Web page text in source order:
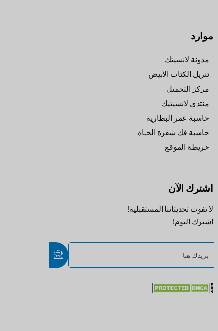
موارد
مدونة لانسيتك
تنزيل الكتاب الأبيض
مركز التحميل
منتدى لانسيتيك
حاسبة عمر البطارية
حاسبة فك شفرة الحياة
خريطة الموقع
اشترك الآن
لا تفوت تحديثاتنا المستقبلية!
اشترك اليوم!